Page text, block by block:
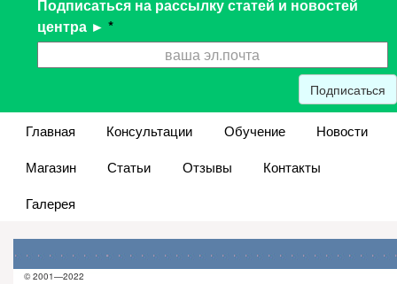
Подписаться на рассылку статей и новостей
центра ► *
Подписаться
Главная Консультации Обучение
Новости
Магазин
Статьи Отзывы
Контакты
Галерея
© 2001—2022